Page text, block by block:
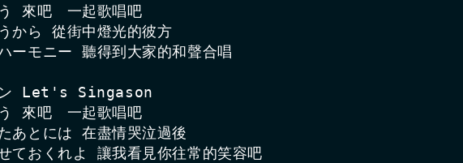
來吧　一起歌唱吧
から 從街中燈光的彼方
モニー 聽得到大家的和聲合唱
ン Let's Singason
來吧　一起歌唱吧
あとには 在盡情哭泣過後
おくれよ 讓我看見你往常的笑容吧